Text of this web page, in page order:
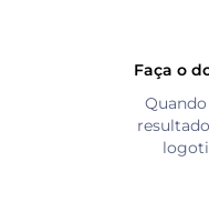
Faça o